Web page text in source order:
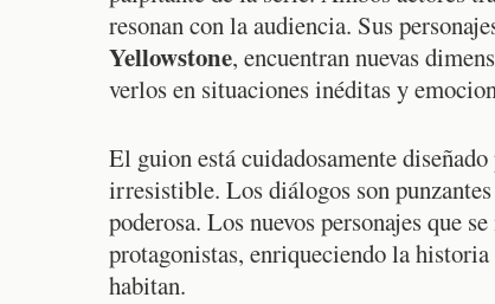
resonan con la audiencia. Sus
Yellowstone, encuentran nuevas
verlos en situaciones inéditas y
El guion está cuidadosamente
irresistible. Los diálogos son
poderosa. Los nuevos personajes que
protagonistas, enriqueciendo la
habitan.